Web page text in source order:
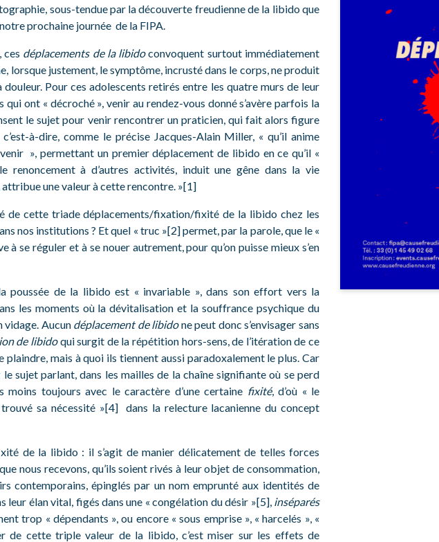
sous-tendue par la découverte freudienne de la libido que
prochaine journée de la FIPA.
ces déplacements de la libidoconvoquent surtout immédiatement
lorsque justement, le symptôme, incrusté dans le corps, ne produit
douleur. Pour ces adolescents retirés entre les quatre murs de leur
qui ont « décroché », venir au rendez-vous donné s’avère parfois la
le sujet pour venir rencontrer un praticien, qui fait alors figure
à-dire, comme le précise Jacques-Alain Miller, « qu’il anime
», permettant un premier déplacement de libido en ce qu’il «
renoncement à d’autres activités, induit une gêne dans la vie
une valeur à cette rencontre. »[1]
de cette triade déplacements/fixation/fixité de la libido chez les
nos institutions ? Et quel « truc »[2] permet, par la parole, que le «
à se réguler et à se nouer autrement, pour qu’on puisse mieux s’en
poussée de la libido est « invariable », dans son effort vers la
les moments où la dévitalisation et la souffrance psychique du
vidage. Aucun déplacement de libidone peut donc s’envisager sans
de libidoqui surgit de la répétition hors-sens, de l’itération de ce
plaindre, mais à quoi ils tiennent aussi paradoxalement le plus. Car
sujet parlant, dans les mailles de la chaîne signifiante où se perd
moins toujours avec le caractère d’une certaine fixité, d’où « le
sa nécessité »[4] dans la relecture lacanienne du concept
de la libido : il s’agit de manier délicatement de telles forces
nous recevons, qu’ils soient rivés à leur objet de consommation,
contemporains, épinglés par un nom emprunté aux identités de
leur élan vital, figés dans une « congélation du désir »[5], inséparés
trop « dépendants », ou encore « sous emprise », « harcelés », «
de cette triple valeur de la libido, c’est miser sur les effets de